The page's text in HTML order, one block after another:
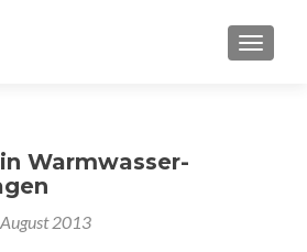
Warmwasser-
2013